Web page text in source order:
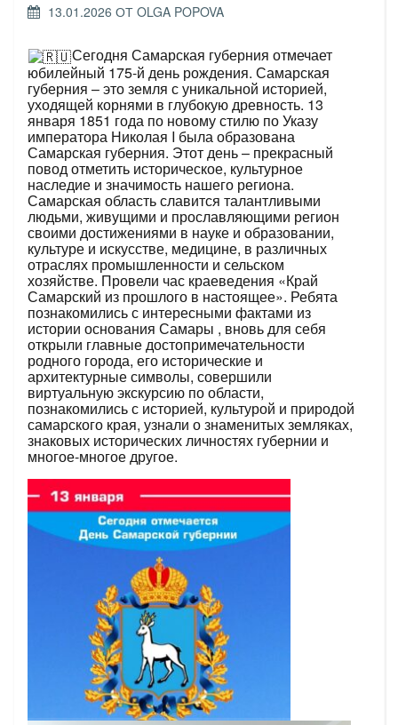
ОПУБЛИКОВАНО
13.01.2026 ОТ OLGA POPOVA
Сегодня Самарская губерния отмечает
юбилейный 175-й день рождения. Самарская
губерния – это земля с уникальной историей,
уходящей корнями в глубокую древность. 13
января 1851 года по новому стилю по Указу
императора Николая I была образована
Самарская губерния. Этот день – прекрасный
повод отметить историческое, культурное
наследие и значимость нашего региона.
Самарская область славится талантливыми
людьми, живущими и прославляющими регион
своими достижениями в науке и образовании,
культуре и искусстве, медицине, в различных
отраслях промышленности и сельском
хозяйстве. Провели час краеведения «Край
Самарский из прошлого в настоящее». Ребята
познакомились с интересными фактами из
истории основания Самары , вновь для себя
открыли главные достопримечательности
родного города, его исторические и
архитектурные символы, совершили
виртуальную экскурсию по области,
познакомились с историей, культурой и природой
самарского края, узнали о знаменитых земляках,
знаковых исторических личностях губернии и
многое-многое другое.